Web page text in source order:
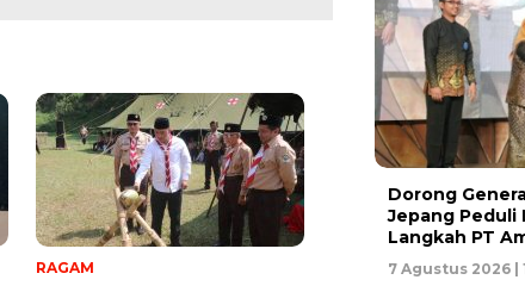
RAGAM
Dorong
Jepang Peduli
Langkah PT
7 Agustus 2026 |